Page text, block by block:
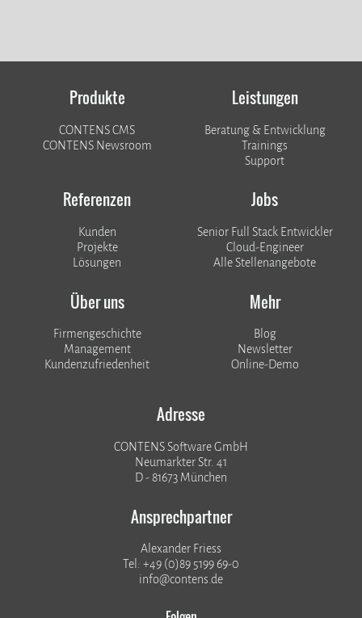
Produkte
CONTENS CMS
CONTENS Newsroom
Leistungen
Beratung & Entwicklung
Trainings
Support
Referenzen
Kunden
​​​​​​​Projekte
Lösungen
Jobs
Senior Full Stack Entwickler
Cloud-Engineer
Alle Stellenangebote
Über uns
Firmengeschichte
Management
Kundenzufriedenheit
Mehr
Blog
Newsletter
Online-Demo
Adresse
CONTENS Software GmbH
Neumarkter Str. 41
D - 81673 München
Ansprechpartner
Alexander Friess
Tel: +49 (0)89 5199 69-0
info@contens.de